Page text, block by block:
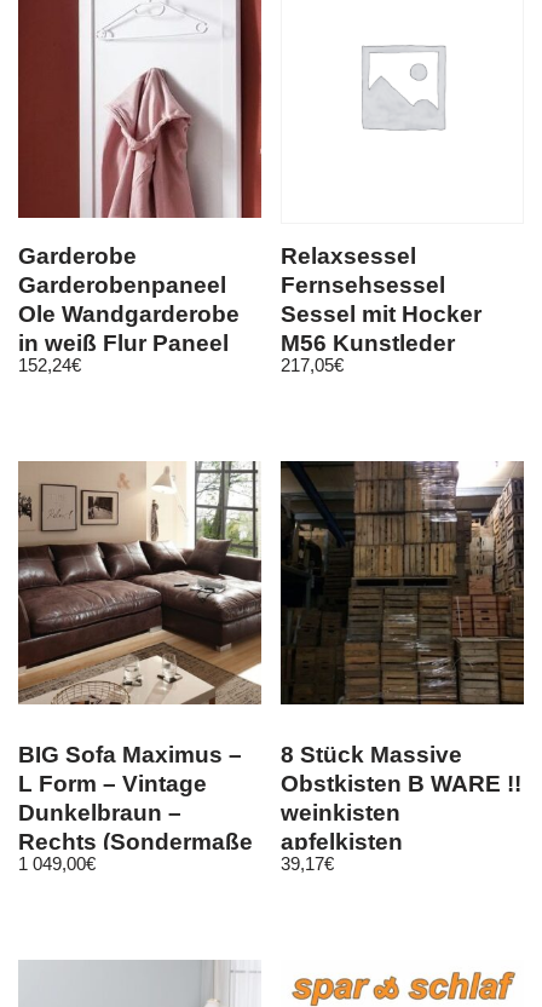
Garderobe
Garderobenpaneel
Ole Wandgarderobe
in weiß Flur Paneel
opt. Set mit Bank
152,24€
Relaxsessel
Fernsehsessel
Sessel mit Hocker
M56 Kunstleder
217,05€
BIG Sofa Maximus –
L Form – Vintage
Dunkelbraun –
Rechts (Sondermaße
möglich)
1 049,00€
8 Stück Massive
Obstkisten B WARE !!
weinkisten
apfelkisten
Holzkisten Vintage
39,17€